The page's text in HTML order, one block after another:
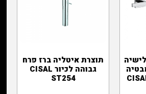
תוצרת איטליה ברז פרח
גבוהה לכיור CISAL
ST254